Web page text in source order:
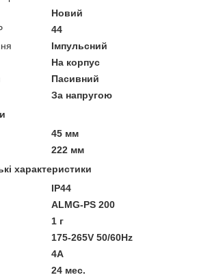
Новий
44
Імпульсний
На корпус
Пасивний
За напругою
45 мм
222 мм
характеристики
IP44
ALMG-PS 200
1 г
175-265V 50/60Hz
4A
24 мес.